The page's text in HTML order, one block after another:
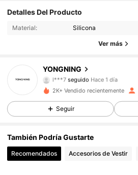
Detalles Del Producto
Material: Silicona
Ver más
YONGNING
4.95 249 Seguidores
l***7seguido Hace 1 día
4.95
249 Seguidores
4.95 249 Seguidores
4.95 249 Seguidores
2K+ Vendido recientemente
Seguir
También Podría Gustarte
Recomendados Accesorios de Vestir